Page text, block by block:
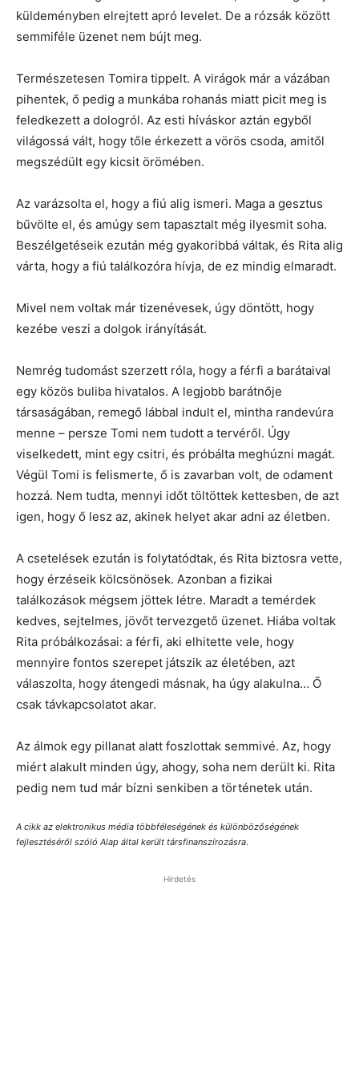
küldeményben elrejtett apró levelet. De a rózsák között
semmiféle üzenet nem bújt meg.
Természetesen Tomira tippelt. A virágok már a vázában
pihentek, ő pedig a munkába rohanás miatt picit meg is
feledkezett a dologról. Az esti híváskor aztán egyből
világossá vált, hogy tőle érkezett a vörös csoda, amitől
megszédült egy kicsit örömében.
Az varázsolta el, hogy a fiú alig ismeri. Maga a gesztus
bűvölte el, és amúgy sem tapasztalt még ilyesmit soha.
Beszélgetéseik ezután még gyakoribbá váltak, és Rita alig
várta, hogy a fiú találkozóra hívja, de ez mindig elmaradt.
Mivel nem voltak már tizenévesek, úgy döntött, hogy
kezébe veszi a dolgok irányítását.
Nemrég tudomást szerzett róla, hogy a férfi a barátaival
egy közös buliba hivatalos. A legjobb barátnője
társaságában, remegő lábbal indult el, mintha randevúra
menne – persze Tomi nem tudott a tervéről. Úgy
viselkedett, mint egy csitri, és próbálta meghúzni magát.
Végül Tomi is felismerte, ő is zavarban volt, de odament
hozzá. Nem tudta, mennyi időt töltöttek kettesben, de azt
igen, hogy ő lesz az, akinek helyet akar adni az életben.
A csetelések ezután is folytatódtak, és Rita biztosra vette,
hogy érzéseik kölcsönösek. Azonban a fizikai
találkozások mégsem jöttek létre. Maradt a temérdek
kedves, sejtelmes, jövőt tervezgető üzenet. Hiába voltak
Rita próbálkozásai: a férfi, aki elhitette vele, hogy
mennyire fontos szerepet játszik az életében, azt
válaszolta, hogy átengedi másnak, ha úgy alakulna… Ő
csak távkapcsolatot akar.
Az álmok egy pillanat alatt foszlottak semmivé. Az, hogy
miért alakult minden úgy, ahogy, soha nem derült ki. Rita
pedig nem tud már bízni senkiben a történetek után.
A cikk az elektronikus média többféleségének és különbözőségének
fejlesztéséről szóló Alap által került társfinanszírozásra.
Hirdetés